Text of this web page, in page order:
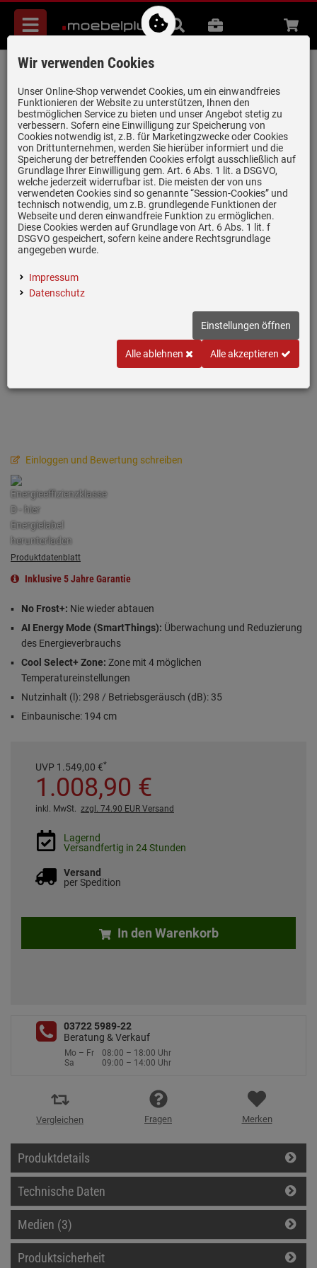
Menü
Suche
B2B Beratung
Samsung BRB80F30ADF0EF Einbau-
Kühl-Gefrierkombination
Artikel-Nummer:19982370 | Herstellernummer: BRB80F30ADF0EF |
EAN:8806097061496
nur noch 3 Stück verfügbar!
Einloggen und Bewertung schreiben
Produktdatenblatt
Inklusive 5 Jahre Garantie
No Frost+: Nie wieder abtauen
AI Energy Mode (SmartThings): Überwachung und Reduzierung
des Energieverbrauchs
Cool Select+ Zone: Zone mit 4 möglichen
Temperatureinstellungen
Nutzinhalt (l): 298 / Betriebsgeräusch (dB): 35
Einbaunische: 194 cm
UVP 1.549,00 €*
1.008,90 €
inkl. MwSt. zzgl. 74.90 EUR Versand
Lagernd
Versandfertig in 24 Stunden
Versand
per Spedition
In den Warenkorb
03722 5989-22
Beratung & Verkauf
Mo – Fr
08:00 – 18:00 Uhr
Sa
09:00 – 14:00 Uhr
Vergleichen Fragen Merken
Produktdetails
Technische Daten
Medien (3)
Produktsicherheit
Wir verwenden Cookies
Unser Online-Shop verwendet Cookies, um ein einwandfreies
Funktionieren der Website zu unterstützen, Ihnen den
bestmöglichen Service zu bieten und unser Angebot stetig zu
verbessern. Sofern eine Einwilligung zur Speicherung von
Cookies notwendig ist, z.B. für Marketingzwecke oder Cookies
von Drittunternehmen, werden Sie hierüber informiert und die
Speicherung der betreffenden Cookies erfolgt ausschließlich auf
Grundlage Ihrer Einwilligung gem. Art. 6 Abs. 1 lit. a DSGVO,
welche jederzeit widerrufbar ist. Die meisten der von uns
verwendeten Cookies sind so genannte “Session-Cookies” und
technisch notwendig, um z.B. grundlegende Funktionen der
Webseite und deren einwandfreie Funktion zu ermöglichen.
Diese Cookies werden auf Grundlage von Art. 6 Abs. 1 lit. f
DSGVO gespeichert, sofern keine andere Rechtsgrundlage
angegeben wurde.
Impressum
Datenschutz
Einstellungen öffnen
Alle ablehnen Alle akzeptieren